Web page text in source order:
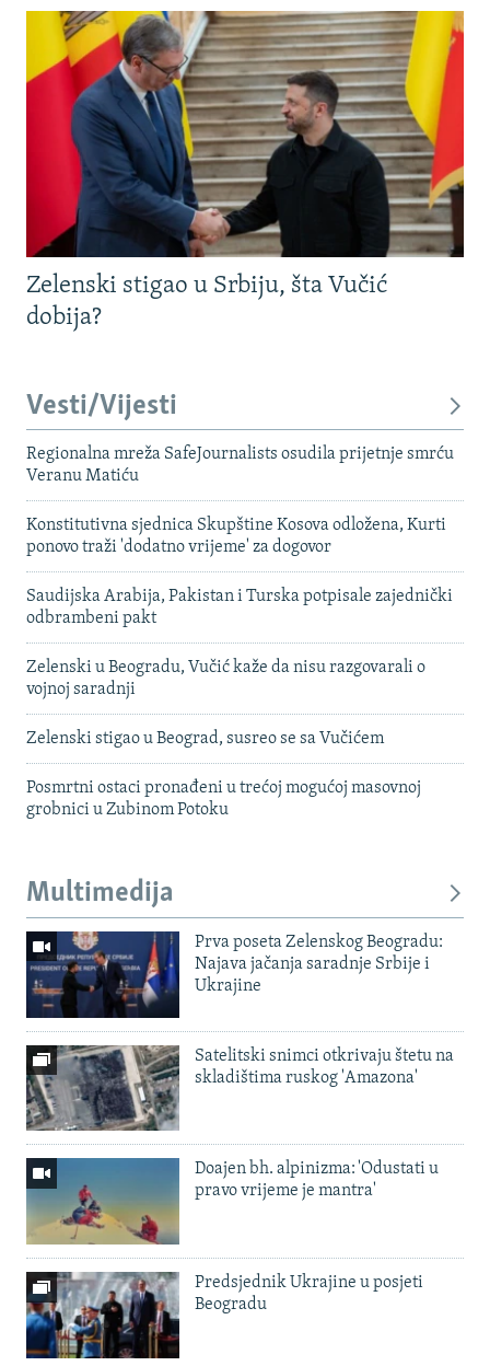
Zelenski stigao u Srbiju, šta Vučić
dobija?
Vesti/Vijesti
Regionalna mreža SafeJournalists osudila prijetnje smrću
Veranu Matiću
Konstitutivna sjednica Skupštine Kosova odložena, Kurti
ponovo traži 'dodatno vrijeme' za dogovor
Saudijska Arabija, Pakistan i Turska potpisale zajednički
odbrambeni pakt
Zelenski u Beogradu, Vučić kaže da nisu razgovarali o
vojnoj saradnji
Zelenski stigao u Beograd, susreo se sa Vučićem
Posmrtni ostaci pronađeni u trećoj mogućoj masovnoj
grobnici u Zubinom Potoku
Multimedija
Prva poseta Zelenskog Beogradu:
Najava jačanja saradnje Srbije i
Ukrajine
Satelitski snimci otkrivaju štetu na
skladištima ruskog 'Amazona'
Doajen bh. alpinizma: 'Odustati u
pravo vrijeme je mantra'
Predsjednik Ukrajine u posjeti
Beogradu